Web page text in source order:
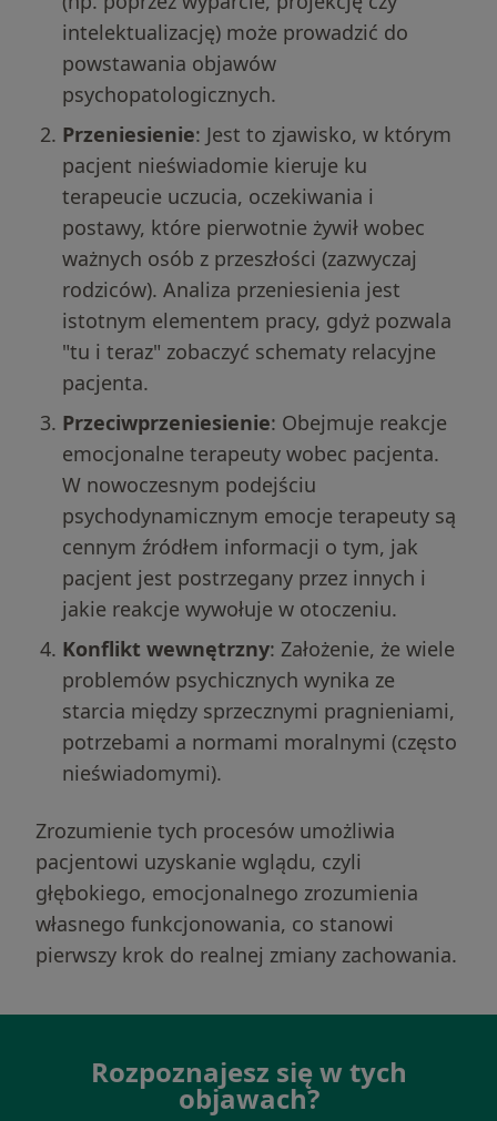
intelektualizację) może prowadzić do
powstawania objawów
psychopatologicznych.
Przeniesienie: Jest to zjawisko, w którym
pacjent nieświadomie kieruje ku
terapeucie uczucia, oczekiwania i
postawy, które pierwotnie żywił wobec
ważnych osób z przeszłości (zazwyczaj
rodziców). Analiza przeniesienia jest
istotnym elementem pracy, gdyż pozwala
"tu i teraz" zobaczyć schematy relacyjne
pacjenta.
Przeciwprzeniesienie: Obejmuje reakcje
emocjonalne terapeuty wobec pacjenta.
W nowoczesnym podejściu
psychodynamicznym emocje terapeuty są
cennym źródłem informacji o tym, jak
pacjent jest postrzegany przez innych i
jakie reakcje wywołuje w otoczeniu.
Konflikt wewnętrzny: Założenie, że wiele
problemów psychicznych wynika ze
starcia między sprzecznymi pragnieniami,
potrzebami a normami moralnymi (często
nieświadomymi).
Zrozumienie tych procesów umożliwia
pacjentowi uzyskanie wglądu, czyli
głębokiego, emocjonalnego zrozumienia
własnego funkcjonowania, co stanowi
pierwszy krok do realnej zmiany zachowania.
Rozpoznajesz się w tych
objawach?